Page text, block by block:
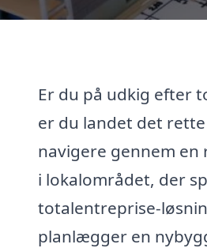
Er du på udkig efter
er du landet det
navigere gennem
i lokalområdet, der
totalentreprise-
planlægger en